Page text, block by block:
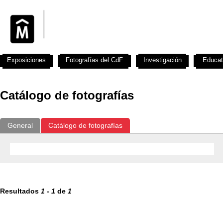
Catálogo de fotografías
General Catálogo de fotografías
Resultados 1 - 1 de 1
Exposiciones Fotografías del CdF Investigación